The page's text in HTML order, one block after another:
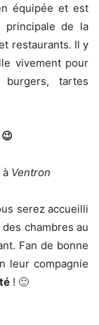
équipée et est
de la
restaurants. Il y
vivement pour
tartes
à Ventron
serez accueilli
chambres au
Fan de bonne
leur compagnie
! 🙂